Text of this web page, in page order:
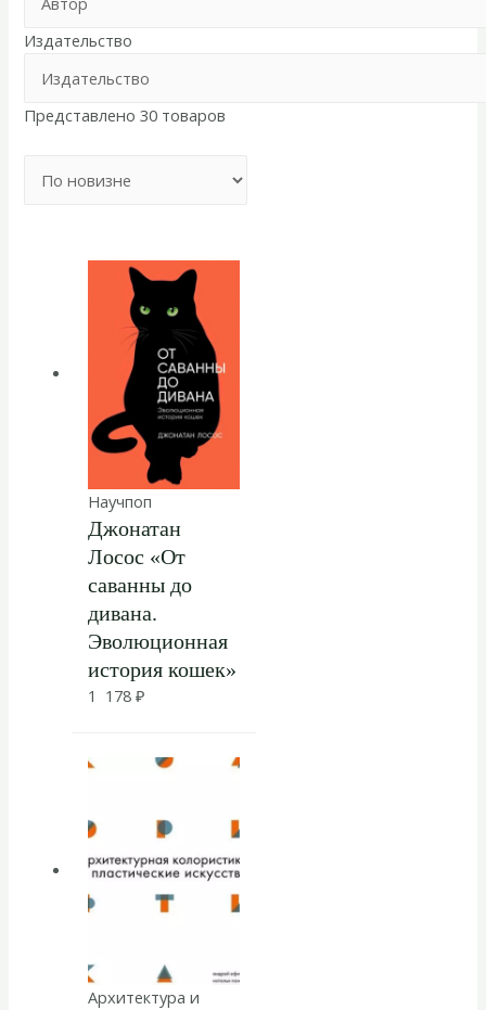
Издательство
Представлено 30 товаров
Научпоп
Джонатан
Лосос «От
саванны до
дивана.
Эволюционная
история кошек»
1 178 ₽
Архитектура и